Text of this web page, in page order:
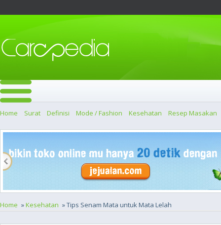
Home Surat Definisi Mode / Fashion Kesehatan Resep Masakan
Home »Kesehatan » Tips Senam Mata untuk Mata Lelah